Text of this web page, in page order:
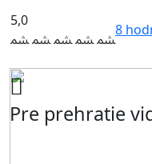
5,0
8
Pre prehratie